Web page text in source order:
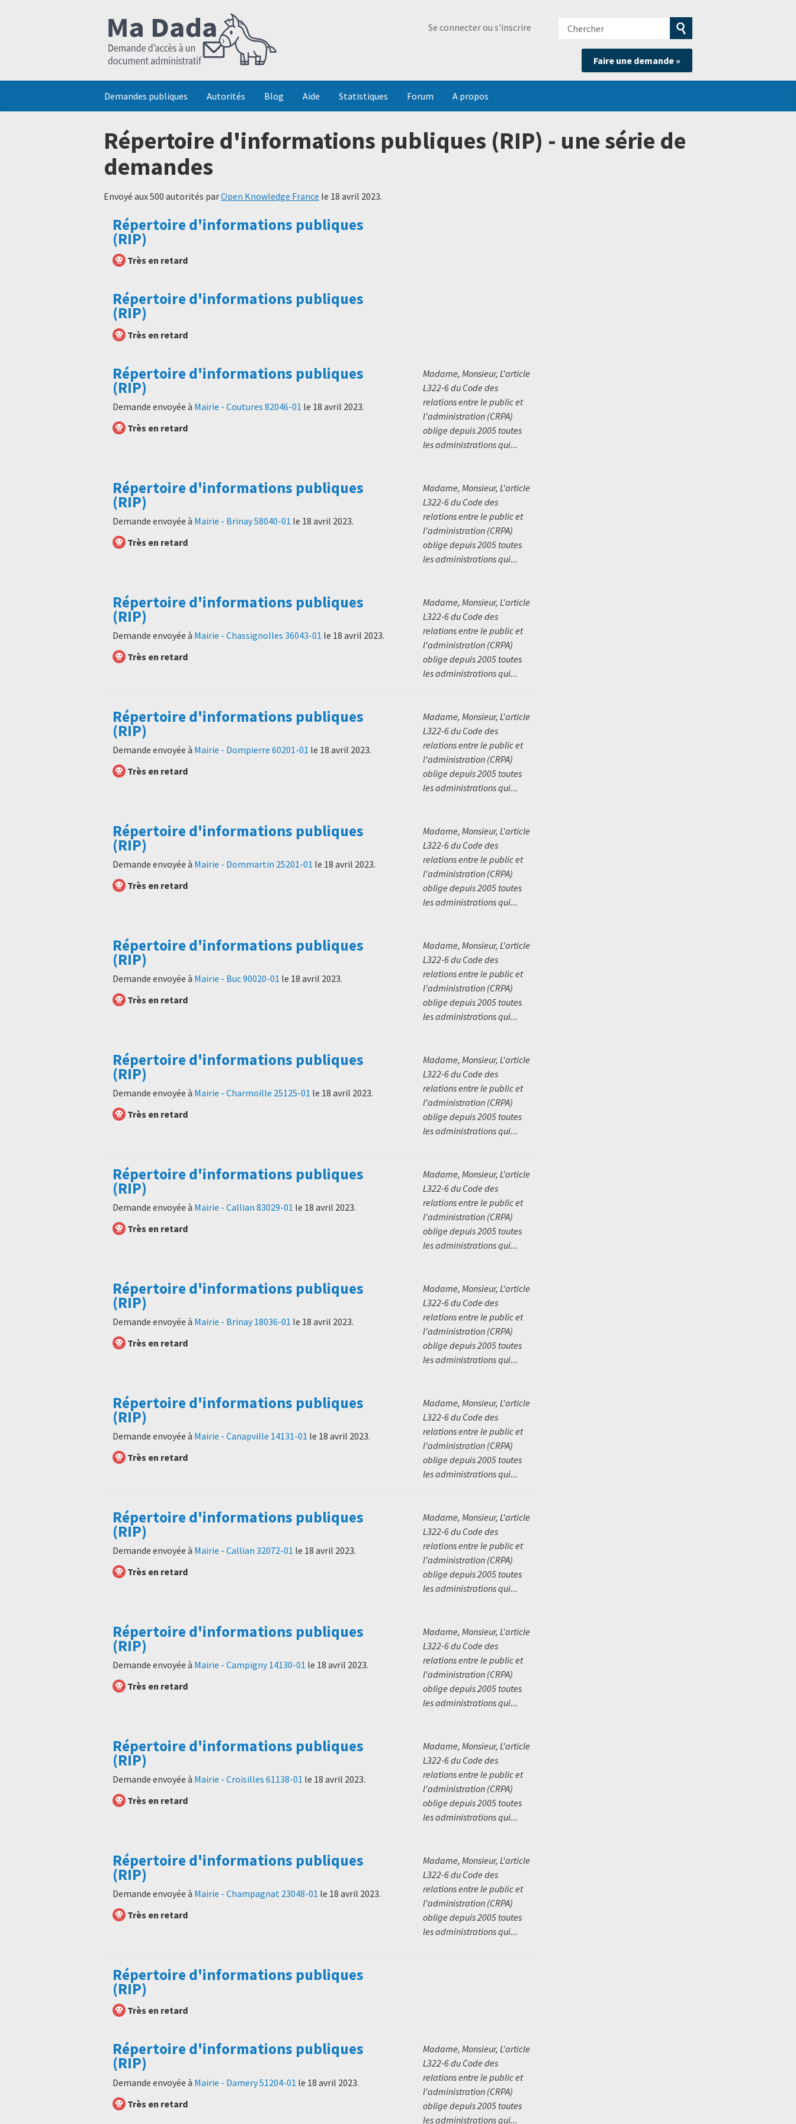
Se connecter ou s'inscrire
Chercher
Soumettre
la
recherche
Faire une demande »
Demandes publiques Autorités Blog Aide Statistiques Forum A propos
Répertoire d'informations publiques (RIP) - une série de
demandes
Envoyé aux 500 autorités parOpen Knowledge France le 18 avril 2023.
Répertoire d'informations publiques
(RIP)
Très en retard
Répertoire d'informations publiques
(RIP)
Très en retard
Répertoire d'informations publiques
(RIP)
Demande envoyée à Mairie - Coutures 82046-01 le 18 avril 2023.
Très en retard
Madame, Monsieur, L'article
L322-6 du Code des
relations entre le public et
l'administration (CRPA)
oblige depuis 2005 toutes
les administrations qui...
Répertoire d'informations publiques
(RIP)
Demande envoyée à Mairie - Brinay 58040-01 le 18 avril 2023.
Très en retard
Madame, Monsieur, L'article
L322-6 du Code des
relations entre le public et
l'administration (CRPA)
oblige depuis 2005 toutes
les administrations qui...
Répertoire d'informations publiques
(RIP)
Demande envoyée à Mairie - Chassignolles 36043-01 le 18 avril 2023.
Très en retard
Madame, Monsieur, L'article
L322-6 du Code des
relations entre le public et
l'administration (CRPA)
oblige depuis 2005 toutes
les administrations qui...
Répertoire d'informations publiques
(RIP)
Demande envoyée à Mairie - Dompierre 60201-01 le 18 avril 2023.
Très en retard
Madame, Monsieur, L'article
L322-6 du Code des
relations entre le public et
l'administration (CRPA)
oblige depuis 2005 toutes
les administrations qui...
Répertoire d'informations publiques
(RIP)
Demande envoyée à Mairie - Dommartin 25201-01 le 18 avril 2023.
Très en retard
Madame, Monsieur, L'article
L322-6 du Code des
relations entre le public et
l'administration (CRPA)
oblige depuis 2005 toutes
les administrations qui...
Répertoire d'informations publiques
(RIP)
Demande envoyée à Mairie - Buc 90020-01 le 18 avril 2023.
Très en retard
Madame, Monsieur, L'article
L322-6 du Code des
relations entre le public et
l'administration (CRPA)
oblige depuis 2005 toutes
les administrations qui...
Répertoire d'informations publiques
(RIP)
Demande envoyée à Mairie - Charmoille 25125-01 le 18 avril 2023.
Très en retard
Madame, Monsieur, L'article
L322-6 du Code des
relations entre le public et
l'administration (CRPA)
oblige depuis 2005 toutes
les administrations qui...
Répertoire d'informations publiques
(RIP)
Demande envoyée à Mairie - Callian 83029-01 le 18 avril 2023.
Très en retard
Madame, Monsieur, L'article
L322-6 du Code des
relations entre le public et
l'administration (CRPA)
oblige depuis 2005 toutes
les administrations qui...
Répertoire d'informations publiques
(RIP)
Demande envoyée à Mairie - Brinay 18036-01 le 18 avril 2023.
Très en retard
Madame, Monsieur, L'article
L322-6 du Code des
relations entre le public et
l'administration (CRPA)
oblige depuis 2005 toutes
les administrations qui...
Répertoire d'informations publiques
(RIP)
Demande envoyée à Mairie - Canapville 14131-01 le 18 avril 2023.
Très en retard
Madame, Monsieur, L'article
L322-6 du Code des
relations entre le public et
l'administration (CRPA)
oblige depuis 2005 toutes
les administrations qui...
Répertoire d'informations publiques
(RIP)
Demande envoyée à Mairie - Callian 32072-01 le 18 avril 2023.
Très en retard
Madame, Monsieur, L'article
L322-6 du Code des
relations entre le public et
l'administration (CRPA)
oblige depuis 2005 toutes
les administrations qui...
Répertoire d'informations publiques
(RIP)
Demande envoyée à Mairie - Campigny 14130-01 le 18 avril 2023.
Très en retard
Madame, Monsieur, L'article
L322-6 du Code des
relations entre le public et
l'administration (CRPA)
oblige depuis 2005 toutes
les administrations qui...
Répertoire d'informations publiques
(RIP)
Demande envoyée à Mairie - Croisilles 61138-01 le 18 avril 2023.
Très en retard
Madame, Monsieur, L'article
L322-6 du Code des
relations entre le public et
l'administration (CRPA)
oblige depuis 2005 toutes
les administrations qui...
Répertoire d'informations publiques
(RIP)
Demande envoyée à Mairie - Champagnat 23048-01 le 18 avril 2023.
Très en retard
Madame, Monsieur, L'article
L322-6 du Code des
relations entre le public et
l'administration (CRPA)
oblige depuis 2005 toutes
les administrations qui...
Répertoire d'informations publiques
(RIP)
Très en retard
Répertoire d'informations publiques
(RIP)
Demande envoyée à Mairie - Damery 51204-01 le 18 avril 2023.
Très en retard
Madame, Monsieur, L'article
L322-6 du Code des
relations entre le public et
l'administration (CRPA)
oblige depuis 2005 toutes
les administrations qui...